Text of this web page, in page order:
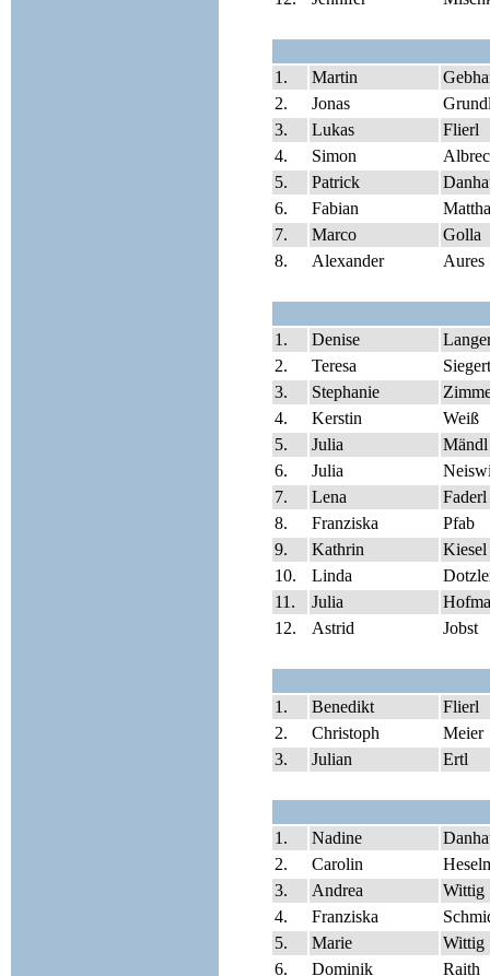
1. Martin
2.
Jonas
3.
Lukas
Flierl
4.
Simon
5.
Patrick
6.
Fabian
7.
Marco
Golla
8.
Alexander Aures
1. Denise
2.
Teresa
Siegert
3.
Stephanie
4.
Kerstin
Weiß
5.
Julia
Mändl
6.
Julia
7.
Lena
Faderl
8.
Franziska
Pfab
9.
Kathrin
Kiesel
10.
Linda
11.
Julia
12.
Astrid Jobst
1. Benedikt
Flierl
2.
Christoph
Meier
3.
Julian Ertl
1. Nadine
2.
Carolin
3.
Andrea
Wittig
4.
Franziska
5.
Marie
Wittig
6.
Dominik Raith